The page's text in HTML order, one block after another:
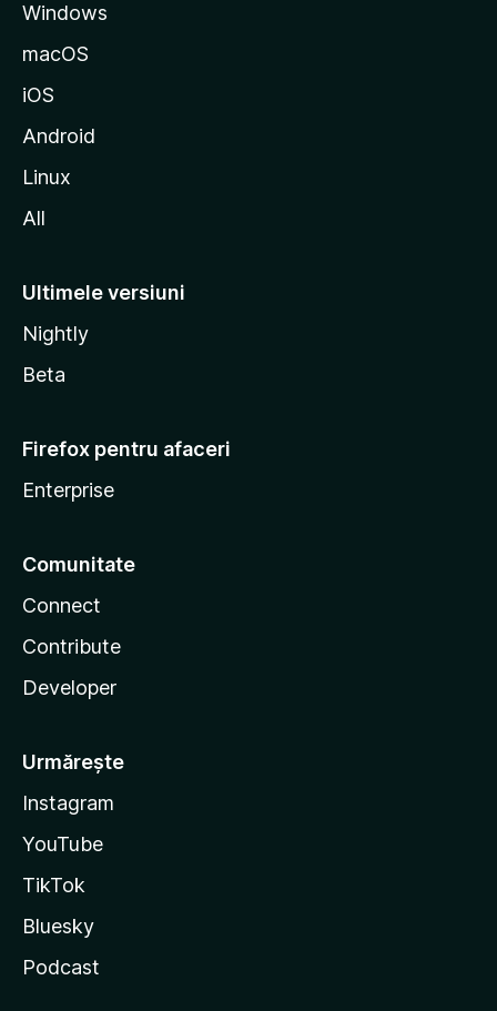
o
l
l
Windows
macOS
iOS
Android
Linux
All
Ultimele versiuni
Nightly
Beta
Firefox pentru afaceri
Enterprise
Comunitate
Connect
Contribute
Developer
Urmărește
Instagram
YouTube
TikTok
Bluesky
Podcast